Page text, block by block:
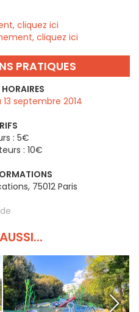
cliquez ici
cliquez ici
PRATIQUES
septembre 2014
: 5€
: 10€
75012 Paris